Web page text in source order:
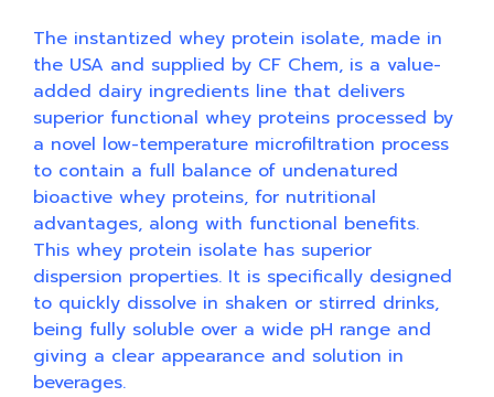
The instantized whey protein isolate, made in
the USA and supplied by CF Chem, is a value-
added dairy ingredients line that delivers
superior functional whey proteins processed by
a novel low-temperature microfiltration process
to contain a full balance of undenatured
bioactive whey proteins, for nutritional
advantages, along with functional benefits.
This whey protein isolate has superior
dispersion properties. It is specifically designed
to quickly dissolve in shaken or stirred drinks,
being fully soluble over a wide pH range and
giving a clear appearance and solution in
beverages.